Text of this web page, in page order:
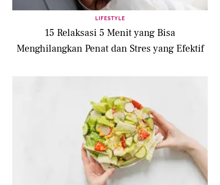
LIFESTYLE
15 Relaksasi 5 Menit yang Bisa
Menghilangkan Penat dan Stres yang Efektif